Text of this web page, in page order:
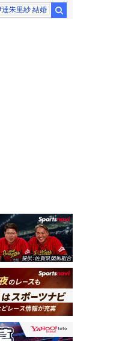
達朱里紗 結婚